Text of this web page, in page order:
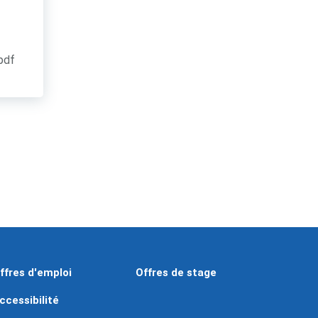
d'emploi Offres de stage